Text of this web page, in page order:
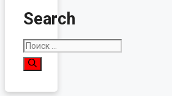
Search
Поиск: